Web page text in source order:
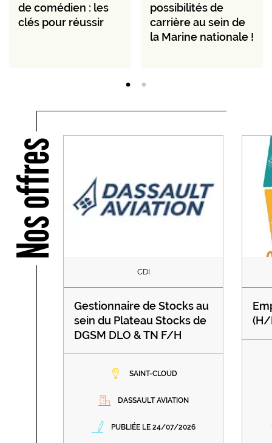
de comédien : les
clés pour réussir
possibilités de
carrière au sein de
la Marine nationale !
Nos offres
CDI
Gestionnaire de Stocks au
sein du Plateau Stocks de
DGSM DLO & TN F/H
SAINT-CLOUD
DASSAULT AVIATION
PUBLIÉE LE 24/07/2026
(H/